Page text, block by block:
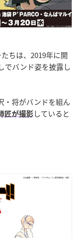
ちは、2019年に開
でバンド姿を披露し
・将がバンドを組ん
匠が撮影していると